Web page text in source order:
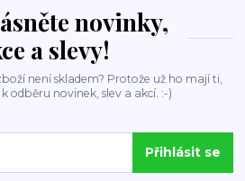
novinky,
a slevy!
není skladem? Protože už ho mají ti,
odběru novinek, slev a akcí. :-)
Přihlásit se